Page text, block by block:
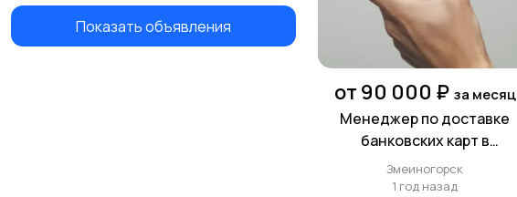
Показать объявления
от 90 000 ₽ за месяц
Менеджер по доставке
банковских карт в
Змеиногорске
Змеиногорск
1 год назад